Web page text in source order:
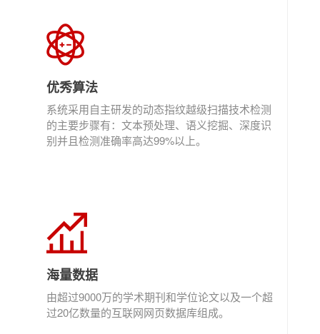
优秀算法
系统采用自主研发的动态指纹越级扫描技术检测
的主要步骤有：文本预处理、语义挖掘、深度识
别并且检测准确率高达99%以上。
海量数据
由超过9000万的学术期刊和学位论文以及一个超
过20亿数量的互联网网页数据库组成。